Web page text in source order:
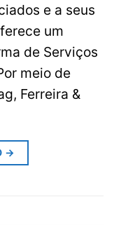
e a seus
um
de Serviços
meio de
Ferreira &
→